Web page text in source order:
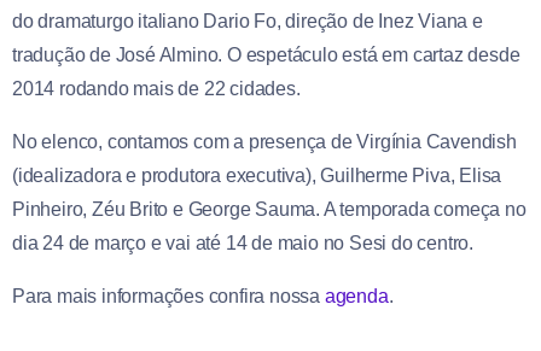
do dramaturgo italiano Dario Fo, direção de Inez Viana e
tradução de José Almino. O espetáculo está em cartaz desde
2014 rodando mais de 22 cidades.
No elenco, contamos com a presença de Virgínia Cavendish
(idealizadora e produtora executiva), Guilherme Piva, Elisa
Pinheiro, Zéu Brito e George Sauma. A temporada começa no
dia 24 de março e vai até 14 de maio no Sesi do centro.
Para mais informações confira nossa agenda.